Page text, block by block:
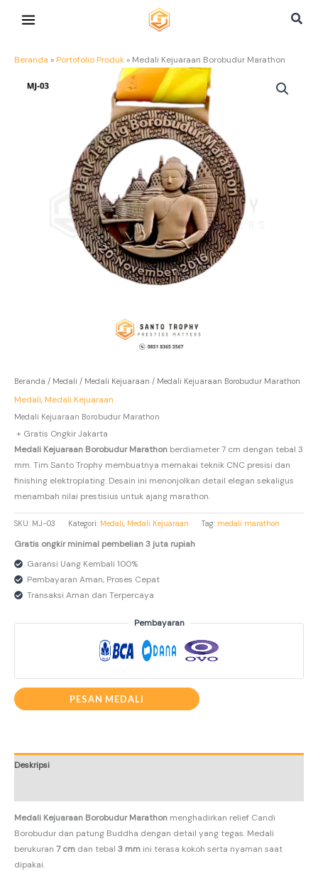
Cari
Beranda » Portofolio Produk » Medali Kejuaraan Borobudur Marathon
Beranda / Medali / Medali Kejuaraan / Medali Kejuaraan Borobudur Marathon
Medali, Medali Kejuaraan
Medali Kejuaraan Borobudur Marathon
+ Gratis Ongkir Jakarta
Medali Kejuaraan Borobudur Marathon berdiameter 7 cm dengan tebal 3
mm. Tim Santo Trophy membuatnya memakai teknik CNC presisi dan
finishing elektroplating. Desain ini menonjolkan detail elegan sekaligus
menambah nilai prestisius untuk ajang marathon.
SKU: MJ-03 Kategori: Medali, Medali Kejuaraan Tag: medali marathon
Gratis ongkir minimal pembelian 3 juta rupiah
Garansi Uang Kembali 100%
Pembayaran Aman, Proses Cepat
Transaksi Aman dan Terpercaya
Pembayaran
PESAN MEDALI
Deskripsi
Medali Kejuaraan Borobudur Marathon menghadirkan relief Candi
Borobudur dan patung Buddha dengan detail yang tegas. Medali
berukuran 7 cm dan tebal 3 mm ini terasa kokoh serta nyaman saat
dipakai.